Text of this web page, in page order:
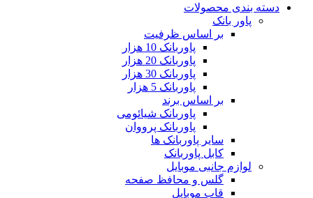
دسته بندی محصولات
پاور بانک
بر اساس ظرفیت
پاوربانک 10 هزار
پاوربانک 20 هزار
پاوربانک 30 هزار
پاوربانک 5 هزار
بر اساس برند
پاوربانک شیائومی
پاوربانک پرووان
سایر پاوربانک ها
کابل پاوربانک
لوازم جانبی موبایل
گلس و محافظ صفحه
قاب موبایل